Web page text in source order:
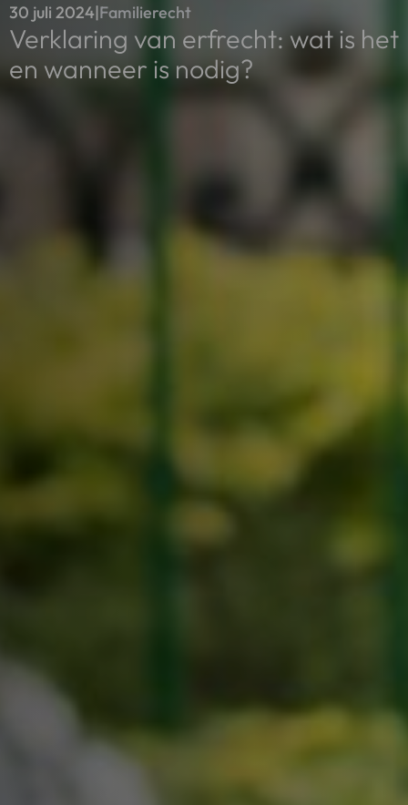
30 juli 2024|Familierecht
Verklaring van erfrecht: wat is het
en wanneer is nodig?